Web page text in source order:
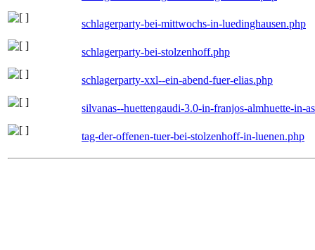
schlagerparty-bei-mittwochs-in-luedinghausen.php
schlagerparty-bei-stolzenhoff.php
schlagerparty-xxl--ein-abend-fuer-elias.php
silvanas--huettengaudi-3.0-in-franjos-almhuette-in-
tag-der-offenen-tuer-bei-stolzenhoff-in-luenen.php